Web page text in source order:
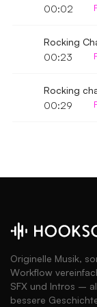
00:02
00:23
00:29
Originelle Musik,
Workflow
SFX und Intros –
bessere